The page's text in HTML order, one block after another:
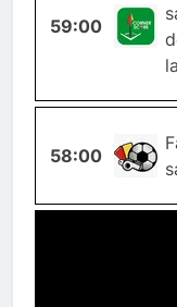
59:00ESQUINA
58:00 FALTA